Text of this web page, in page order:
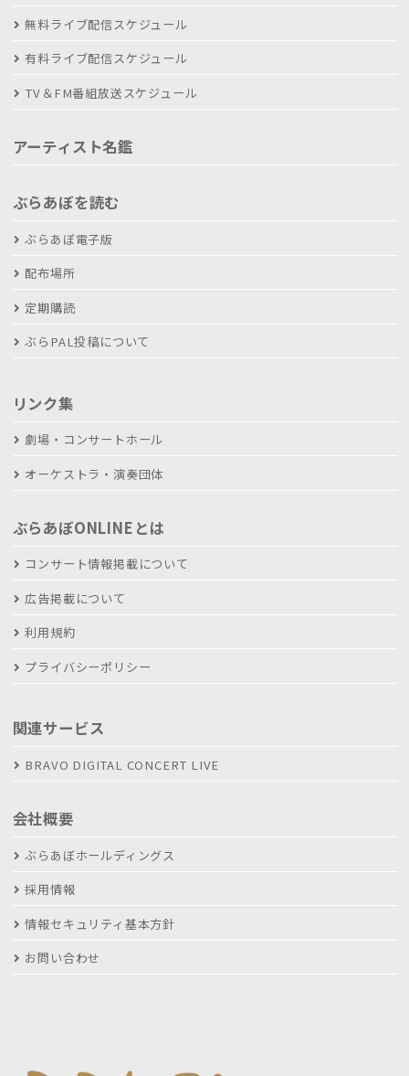
無料ライブ配信スケジュール
有料ライブ配信スケジュール
TV＆FM番組放送スケジュール
アーティスト名鑑
ぶらあぼを読む
ぶらあぼ電子版
配布場所
定期購読
ぶらPAL投稿について
リンク集
劇場・コンサートホール
オーケストラ・演奏団体
ぶらあぼONLINEとは
コンサート情報掲載について
広告掲載について
利用規約
プライバシーポリシー
関連サービス
BRAVO DIGITAL CONCERT LIVE
会社概要
ぶらあぼホールディングス
採用情報
情報セキュリティ基本方針
お問い合わせ